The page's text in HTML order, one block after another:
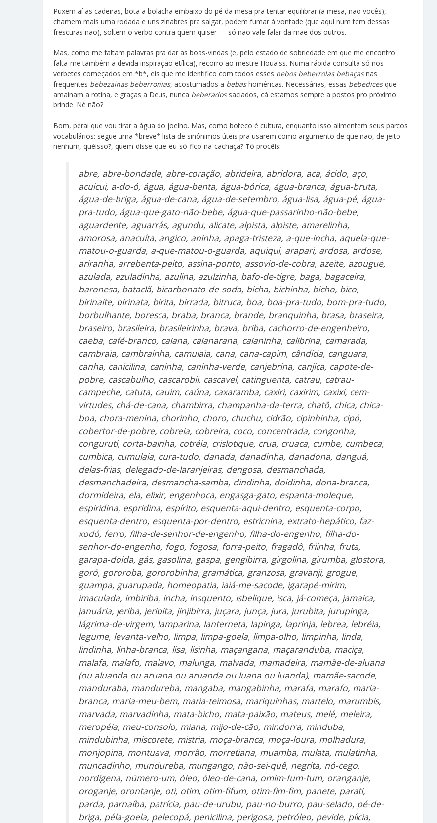
Puxem aí as cadeiras, bota a bolacha embaixo do pé da mesa pra tentar equilibrar (a mesa, não vocês),
chamem mais uma rodada e uns zinabres pra salgar, podem fumar à vontade (que aqui num tem dessas
frescuras não), soltem o verbo contra quem quiser — só não vale falar da mãe dos outros.
Mas, como me faltam palavras pra dar as boas-vindas (e, pelo estado de sobriedade em que me encontro
falta-me também a devida inspiração etílica), recorro ao mestre Houaiss. Numa rápida consulta só nos
verbetes começados em *b*, eis que me identifico com todos esses bebos beberrolas bebaçasnas
frequentes bebezainas beberronias, acostumados a bebashoméricas. Necessárias, essas bebedicesque
amainam a rotina, e graças a Deus, nunca beberadossaciados, cá estamos sempre a postos pro próximo
brinde. Né não?
Bom, pérai que vou tirar a água do joelho. Mas, como boteco é cultura, enquanto isso alimentem seus parcos
vocabulários: segue uma *breve* lista de sinônimos úteis pra usarem como argumento de que não, de jeito
nenhum, quéisso?, quem-disse-que-eu-só-fico-na-cachaça? Tó procêis:
abre, abre-bondade, abre-coração, abrideira, abridora, aca, ácido, aço,
acuicui, a-do-ó, água, água-benta, água-bórica, água-branca, água-bruta,
água-de-briga, água-de-cana, água-de-setembro, água-lisa, água-pé, água-
pra-tudo, água-que-gato-não-bebe, água-que-passarinho-não-bebe,
aguardente, aguarrás, agundu, alicate, alpista, alpiste, amarelinha,
amorosa, anacuíta, angico, aninha, apaga-tristeza, a-que-incha, aquela-que-
matou-o-guarda, a-que-matou-o-guarda, aquiqui, arapari, ardosa, ardose,
ariranha, arrebenta-peito, assina-ponto, assovio-de-cobra, azeite, azougue,
azulada, azuladinha, azulina, azulzinha, bafo-de-tigre, baga, bagaceira,
baronesa, bataclã, bicarbonato-de-soda, bicha, bichinha, bicho, bico,
birinaite, birinata, birita, birrada, bitruca, boa, boa-pra-tudo, bom-pra-tudo,
borbulhante, boresca, braba, branca, brande, branquinha, brasa, braseira,
braseiro, brasileira, brasileirinha, brava, briba, cachorro-de-engenheiro,
caeba, café-branco, caiana, caianarana, caianinha, calibrina, camarada,
cambraia, cambrainha, camulaia, cana, cana-capim, cândida, canguara,
canha, canicilina, caninha, caninha-verde, canjebrina, canjica, capote-de-
pobre, cascabulho, cascarobil, cascavel, catinguenta, catrau, catrau-
campeche, catuta, cauim, caúna, caxaramba, caxiri, caxirim, caxixi, cem-
virtudes, chá-de-cana, chambirra, champanha-da-terra, chatô, chica, chica-
boa, chora-menina, chorinho, choro, chuchu, cidrão, cipinhinha, cipó,
cobertor-de-pobre, cobreia, cobreira, coco, concentrada, congonha,
conguruti, corta-bainha, cotréia, crislotique, crua, cruaca, cumbe, cumbeca,
cumbica, cumulaia, cura-tudo, danada, danadinha, danadona, danguá,
delas-frias, delegado-de-laranjeiras, dengosa, desmanchada,
desmanchadeira, desmancha-samba, dindinha, doidinha, dona-branca,
dormideira, ela, elixir, engenhoca, engasga-gato, espanta-moleque,
espiridina, espridina, espírito, esquenta-aqui-dentro, esquenta-corpo,
esquenta-dentro, esquenta-por-dentro, estricnina, extrato-hepático, faz-
xodó, ferro, filha-de-senhor-de-engenho, filha-do-engenho, filha-do-
senhor-do-engenho, fogo, fogosa, forra-peito, fragadô, friinha, fruta,
garapa-doida, gás, gasolina, gaspa, gengibirra, girgolina, girumba, glostora,
goró, gororoba, gororobinha, gramática, granzosa, gravanji, grogue,
guampa, guarupada, homeopatia, iaiá-me-sacode, igarapé-mirim,
imaculada, imbiriba, incha, insquento, isbelique, isca, já-começa, jamaica,
januária, jeriba, jeribita, jinjibirra, juçara, junça, jura, jurubita, jurupinga,
lágrima-de-virgem, lamparina, lanterneta, lapinga, laprinja, lebrea, lebréia,
legume, levanta-velho, limpa, limpa-goela, limpa-olho, limpinha, linda,
lindinha, linha-branca, lisa, lisinha, maçangana, maçaranduba, maciça,
malafa, malafo, malavo, malunga, malvada, mamadeira, mamãe-de-aluana
(ou aluanda ou aruana ou aruanda ou luana ou luanda), mamãe-sacode,
manduraba, mandureba, mangaba, mangabinha, marafa, marafo, maria-
branca, maria-meu-bem, maria-teimosa, mariquinhas, martelo, marumbis,
marvada, marvadinha, mata-bicho, mata-paixão, mateus, melé, meleira,
meropéia, meu-consolo, miana, mijo-de-cão, mindorra, minduba,
mindubinha, miscorete, mistria, moça-branca, moça-loura, molhadura,
monjopina, montuava, morrão, morretiana, muamba, mulata, mulatinha,
muncadinho, mundureba, mungango, não-sei-quê, negrita, nó-cego,
nordígena, número-um, óleo, óleo-de-cana, omim-fum-fum, oranganje,
oroganje, orontanje, oti, otim, otim-fifum, otim-fim-fim, panete, parati,
parda, parnaíba, patrícia, pau-de-urubu, pau-no-burro, pau-selado, pé-de-
briga, péla-goela, pelecopá, penicilina, perigosa, petróleo, pevide, pílcia,